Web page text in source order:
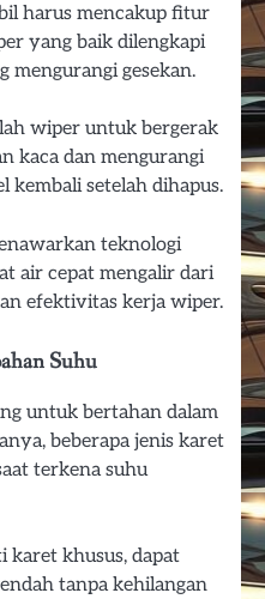
harus mencakup fitur
yang baik dilengkapi
mengurangi gesekan.
wiper untuk bergerak
kaca dan mengurangi
kembali setelah dihapus.
teknologi
air cepat mengalir dari
efektivitas kerja wiper.
Suhu
untuk bertahan dalam
beberapa jenis karet
terkena suhu
karet khusus, dapat
tanpa kehilangan